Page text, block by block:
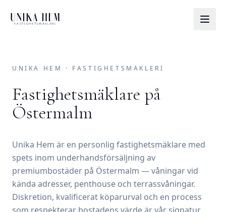
UNIKA HEM
FASTIGHETSMÄKLERI
UNIKA HEM · FASTIGHETSMÄKLERI
Fastighetsmäklare på
Östermalm
Unika Hem är en personlig fastighetsmäklare med
spets inom underhandsförsäljning av
premiumbostäder på Östermalm — våningar vid
kända adresser, penthouse och terrassvåningar.
Diskretion, kvalificerat köparurval och en process